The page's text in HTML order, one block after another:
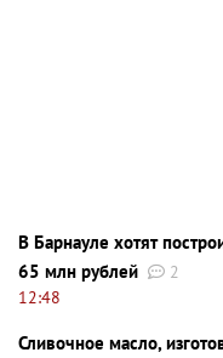
В Барнауле хотят
65 млн рублей
2
12:48
Сливочное масло,